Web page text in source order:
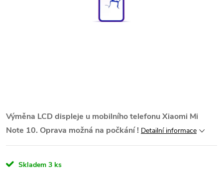
Výměna LCD displeje u mobilního telefonu Xiaomi Mi
Note 10. Oprava možná na počkání ! Detailní informace
Skladem 3 ks